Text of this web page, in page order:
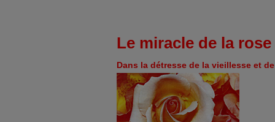
Le miracle de la rose
Dans la détresse de la vieillesse et